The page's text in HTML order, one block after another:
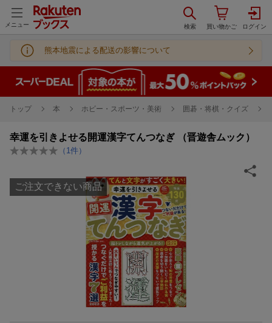
メニュー
熊本地震による配送の影響について
トップ 本 ホビー・スポーツ・美術 囲碁・将棋・クイズ
幸運を引きよせる開運漢字てんつなぎ （晋遊舎ムック）
（ 1 件）
ご注文できない商品